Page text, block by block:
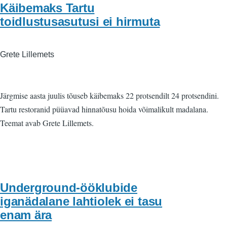
Käibemaks Tartu
toidlustusasutusi ei hirmuta
Grete Lillemets
Järgmise aasta juulis tõuseb käibemaks 22 protsendilt 24 protsendini.
Tartu restoranid püüavad hinnatõusu hoida võimalikult madalana.
Teemat avab Grete Lillemets.
Underground-ööklubide
iganädalane lahtiolek ei tasu
enam ära